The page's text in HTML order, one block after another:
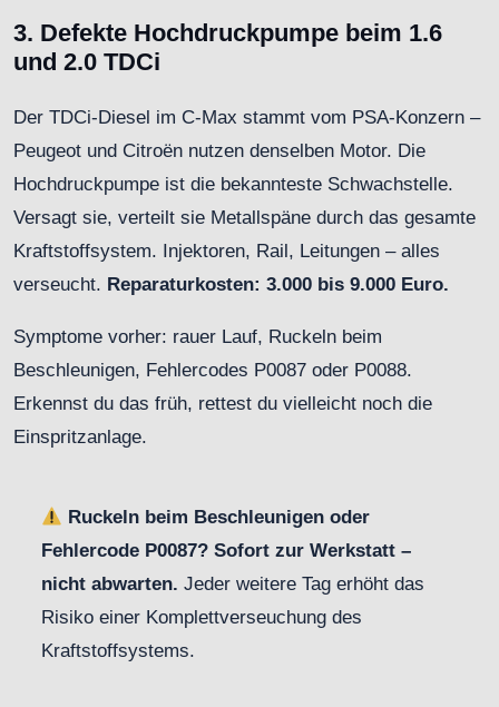
3. Defekte Hochdruckpumpe beim 1.6
und 2.0 TDCi
Der TDCi-Diesel im C-Max stammt vom PSA-Konzern –
Peugeot und Citroën nutzen denselben Motor. Die
Hochdruckpumpe ist die bekannteste Schwachstelle.
Versagt sie, verteilt sie Metallspäne durch das gesamte
Kraftstoffsystem. Injektoren, Rail, Leitungen – alles
verseucht. Reparaturkosten: 3.000 bis 9.000 Euro.
Symptome vorher: rauer Lauf, Ruckeln beim
Beschleunigen, Fehlercodes P0087 oder P0088.
Erkennst du das früh, rettest du vielleicht noch die
Einspritzanlage.
Ruckeln beim Beschleunigen oder
Fehlercode P0087? Sofort zur Werkstatt –
nicht abwarten. Jeder weitere Tag erhöht das
Risiko einer Komplettverseuchung des
Kraftstoffsystems.